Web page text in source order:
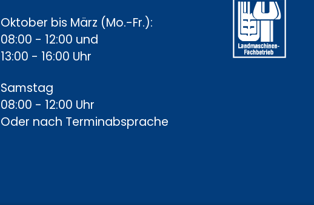
Oktober bis März (Mo.-Fr.):
08:00 - 12:00 und
13:00 - 16:00 Uhr
Samstag
08:00 - 12:00 Uhr
Oder nach Terminabsprache